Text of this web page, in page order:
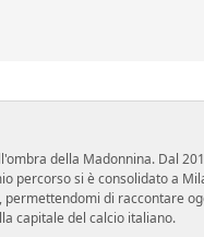
della Madonnina. Dal
percorso si è consolidato a
permettendomi di raccontare
capitale del calcio italiano.